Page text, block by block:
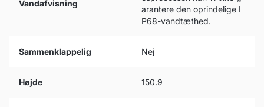
Vandafvisning
arantere den oprindelige I
P68-vandtæthed.
Sammenklappelig Nej
Højde 150.9